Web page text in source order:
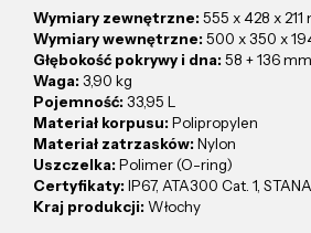
Wymiary zewnętrzne: 555 x 428 x 211
Wymiary wewnętrzne: 500 x 350 x
Głębokość pokrywy i dna: 58 + 136 mm
Waga: 3,90 kg
Pojemność: 33,95 L
Materiał korpusu: Polipropylen
Materiał zatrzasków: Nylon
Uszczelka: Polimer (O-ring)
Certyfikaty: IP67, ATA300 Cat. 1,
Kraj produkcji: Włochy